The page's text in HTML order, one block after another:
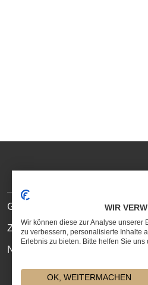
MEDIA
LINKS
SITE
LINKS
Geschenkservice
Zahlungs- und
Newsletter
WIR
Wir können diese zur Analyse unserer
zu verbessern, personalisierte Inhalte
Erlebnis zu bieten. Bitte helfen Sie
OK, WEITERMACHEN